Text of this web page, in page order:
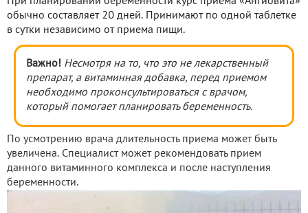
обычно составляет 20 дней. Принимают по одной таблетке
в сутки независимо от приема пищи.
Важно! Несмотря на то, что это не лекарственный
препарат, а витаминная добавка, перед приемом
необходимо проконсультироваться с врачом,
который помогает планировать беременность.
По усмотрению врача длительность приема может быть
увеличена. Специалист может рекомендовать прием
данного витаминного комплекса и после наступления
беременности.